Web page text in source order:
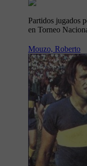
Partidos jugados
en Torneo
Mouzo, Roberto